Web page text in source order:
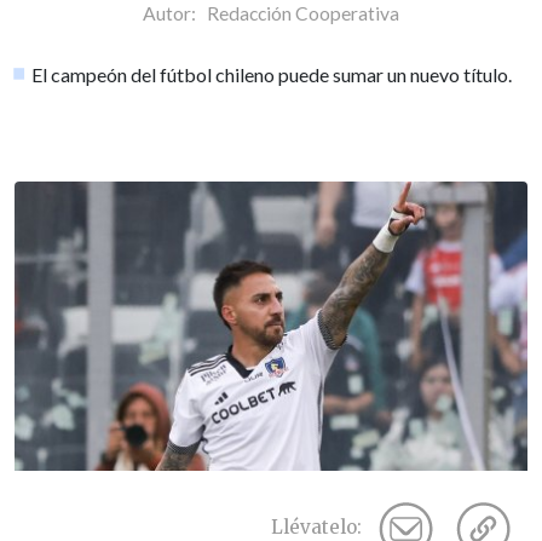
Autor: Redacción Cooperativa
El campeón del fútbol chileno puede sumar un nuevo título.
Llévatelo: